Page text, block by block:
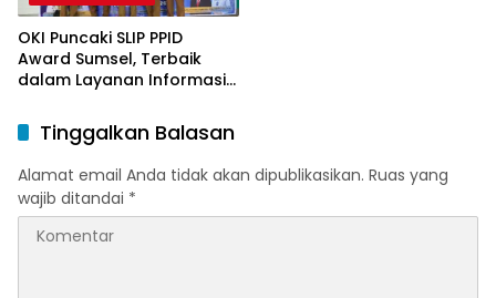
OKI Puncaki SLIP PPID
Award Sumsel, Terbaik
dalam Layanan Informasi
Tinggalkan Balasan
Alamat email Anda tidak akan dipublikasikan. Ruas yang
wajib ditandai *